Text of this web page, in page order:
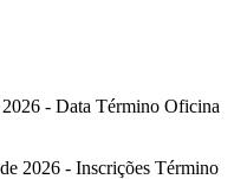
- Data Término Oficina
2026 - Inscrições Término